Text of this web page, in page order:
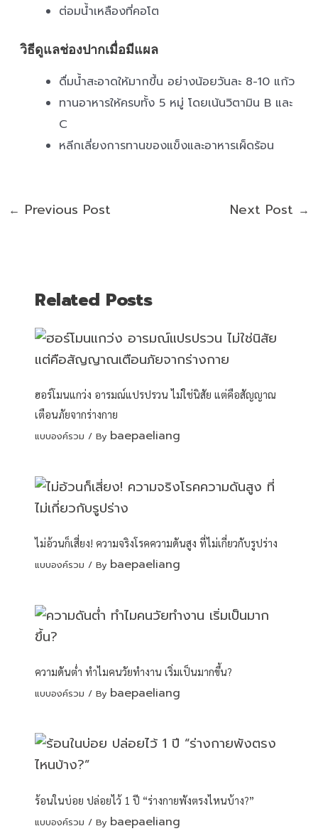
ต่อมน้ำเหลืองที่คอโต
วิธีดูแลช่องปากเมื่อมีแผล
ดื่มน้ำสะอาดให้มากขึ้น อย่างน้อยวันละ 8-10 แก้ว
ทานอาหารให้ครบทั้ง 5 หมู่ โดยเน้นวิตามิน B และ
C
หลีกเลี่ยงการทานของแข็งและอาหารเผ็ดร้อน
← Previous Post Next Post →
Related Posts
ฮอร์โมนแกว่ง อารมณ์แปรปรวน ไม่ใช่นิสัย แต่คือสัญญาณ
เตือนภัยจากร่างกาย
แบบองค์รวม / By baepaeliang
ไม่อ้วนก็เสี่ยง! ความจริงโรคความดันสูง ที่ไม่เกี่ยวกับรูปร่าง
แบบองค์รวม / By baepaeliang
ความดันต่ำ ทำไมคนวัยทำงาน เริ่มเป็นมากขึ้น?
แบบองค์รวม / By baepaeliang
ร้อนในบ่อย ปล่อยไว้ 1 ปี “ร่างกายพังตรงไหนบ้าง?”
แบบองค์รวม / By baepaeliang